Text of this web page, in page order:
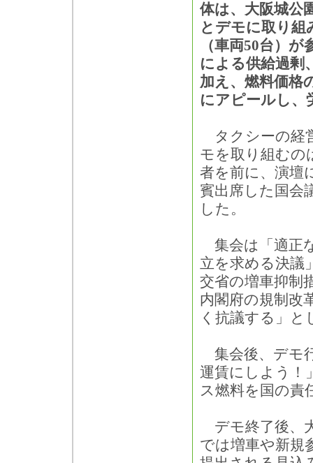
体は、大阪城公
とデモに取り組
（車両50台）
による供給過剰
加え、燃料価格
にアピールし、
タクシーの経
モを取り組むの
者を前に、演壇
賓出席した国会
した。
集会は「適正
立を求める決議
交省の増車抑制
内閣府の規制改
く抗議する」と
集会後、デモ
運賃にしよう！
ス燃料を国の責
デモ終了後、
では増車や新規